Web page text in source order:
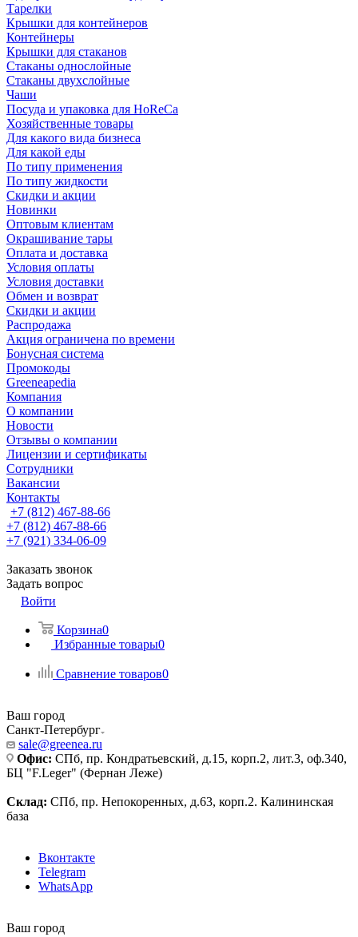
Тарелки
Крышки для контейнеров
Контейнеры
Крышки для стаканов
Стаканы однослойные
Стаканы двухслойные
Чаши
Посуда и упаковка для HoReCa
Хозяйственные товары
Для какого вида бизнеса
Для какой еды
По типу применения
По типу жидкости
Скидки и акции
Новинки
Оптовым клиентам
Окрашивание тары
Оплата и доставка
Условия оплаты
Условия доставки
Обмен и возврат
Скидки и акции
Распродажа
Акция ограничена по времени
Бонусная система
Промокоды
Greeneapedia
Компания
О компании
Новости
Отзывы о компании
Лицензии и сертификаты
Сотрудники
Вакансии
Контакты
+7 (812) 467-88-66
+7 (812) 467-88-66
+7 (921) 334-06-09
Заказать звонок
Задать вопрос
Войти
Корзина0
Избранные товары0
Сравнение товаров0
Ваш город
Санкт-Петербург
sale@greenea.ru
Офис: СПб, пр. Кондратьевский, д.15, корп.2, лит.3, оф.340,
БЦ "F.Leger" (Фернан Леже)
Склад: СПб, пр. Непокоренных, д.63, корп.2. Калининская
база
Вконтакте
Telegram
WhatsApp
Ваш город